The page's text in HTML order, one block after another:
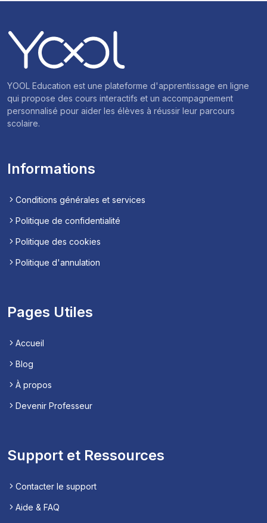
YOOL Education est une plateforme d'apprentissage en ligne
qui propose des cours interactifs et un accompagnement
personnalisé pour aider les élèves à réussir leur parcours
scolaire.
Informations
Conditions générales et services
Politique de confidentialité
Politique des cookies
Politique d'annulation
Pages Utiles
Accueil
Blog
À propos
Devenir Professeur
Support et Ressources
Contacter le support
Aide & FAQ